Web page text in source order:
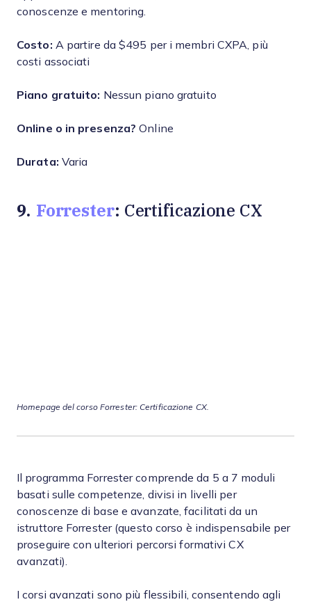
conoscenze e mentoring.
Costo: A partire da $495 per i membri CXPA, più
costi associati
Piano gratuito: Nessun piano gratuito
Online o in presenza?Online
Durata: Varia
9. Forrester: Certificazione CX
Homepage del corso Forrester: Certificazione CX.
Il programma Forrester comprende da 5 a 7 moduli
basati sulle competenze, divisi in livelli per
conoscenze di base e avanzate, facilitati da un
istruttore Forrester (questo corso è indispensabile per
proseguire con ulteriori percorsi formativi CX
avanzati).
I corsi avanzati sono più flessibili, consentendo agli